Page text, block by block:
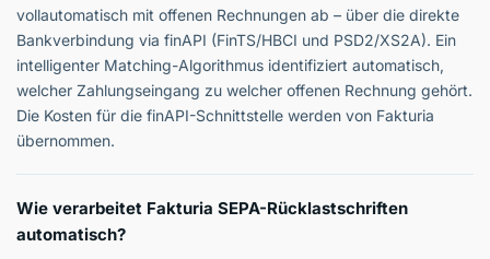
vollautomatisch mit offenen Rechnungen ab – über die direkte
Bankverbindung via finAPI (FinTS/HBCI und PSD2/XS2A). Ein
intelligenter Matching-Algorithmus identifiziert automatisch,
welcher Zahlungseingang zu welcher offenen Rechnung gehört.
Die Kosten für die finAPI-Schnittstelle werden von Fakturia
übernommen.
Wie verarbeitet Fakturia SEPA-Rücklastschriften
automatisch?